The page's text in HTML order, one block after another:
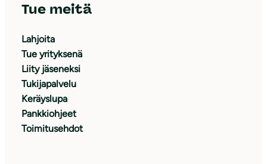
Tue meitä
Lahjoita
Tue yrityksenä
Liity jäseneksi
Tukijapalvelu
Keräyslupa
Pankkiohjeet
Toimitusehdot